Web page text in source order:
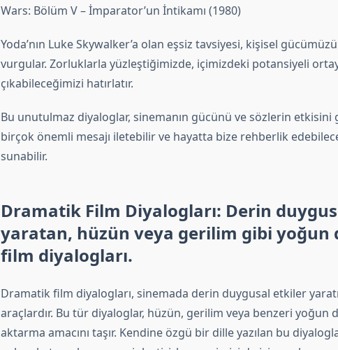
Wars: Bölüm V – İmparator’un İntikamı (1980)
Yoda’nın Luke Skywalker’a olan eşsiz tavsiyesi, kişisel
vurgular. Zorluklarla yüzleştiğimizde, içimizdeki potansiyeli
çıkabileceğimizi hatırlatır.
Bu unutulmaz diyaloglar, sinemanın gücünü ve sözlerin etkisini
birçok önemli mesajı iletebilir ve hayatta bize rehberlik
sunabilir.
Dramatik Film Diyalogları: Derin
yaratan, hüzün veya gerilim gibi yoğun
film diyalogları.
Dramatik film diyalogları, sinemada derin duygusal etkiler
araçlardır. Bu tür diyaloglar, hüzün, gerilim veya benzeri yoğun
aktarma amacını taşır. Kendine özgü bir dille yazılan bu